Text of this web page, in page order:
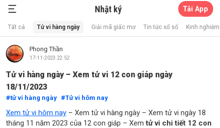
Nhật ký Tải App
Tất cả Tử vi hàng ngày Giải mã giấc mơ Tin tức xổ số Kinh
Phong Thần
17-11-2023 22:52
Tử vi hàng ngày – Xem tử vi 12 con giáp ngày
18/11/2023
tử vi hàng ngày Tử vi hôm nay
Xem tử vi hôm nay – Xem tử vi hàng ngày – Xem tử vi ngày 18
tháng 11 năm 2023 của 12 con giáp – Xemtử vi chi tiết 12 con